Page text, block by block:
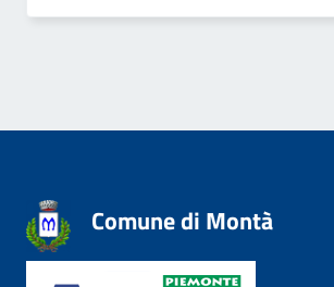
Comune di Montà